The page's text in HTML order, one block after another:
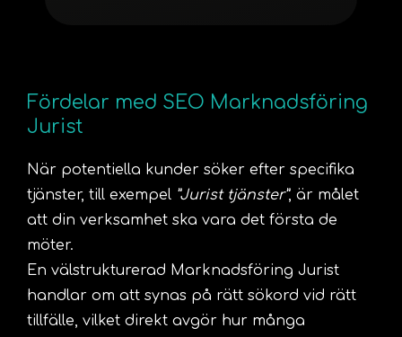
Fördelar med SEO Marknadsföring
Jurist
När potentiella kunder söker efter specifika
tjänster, till exempel ”Jurist tjänster”, är målet
att din verksamhet ska vara det första de
möter.
En välstrukturerad Marknadsföring Jurist
handlar om att synas på rätt sökord vid rätt
tillfälle, vilket direkt avgör hur många